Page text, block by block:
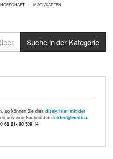
MOTIVKARTEN
so können Sie dies direkt hier mit der
uns eine Nachricht an karten@median-
0 62 21- 90 509 14